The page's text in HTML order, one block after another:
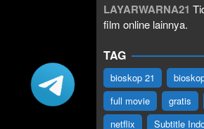
LAYARWARNA21
film online lainnya.
TAG
bioskop 21
full movie
gratis
netflix
Subtitle